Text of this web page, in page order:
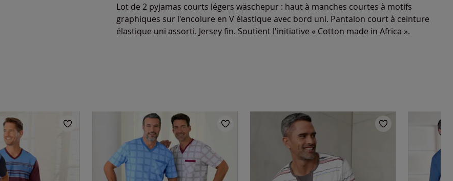
Lot de 2 pyjamas courts légers wäschepur : haut à manches courtes à motifs
graphiques sur l'encolure en V élastique avec bord uni. Pantalon court à ceinture
élastique uni assorti. Jersey fin. Soutient l'initiative « Cotton made in Africa ».